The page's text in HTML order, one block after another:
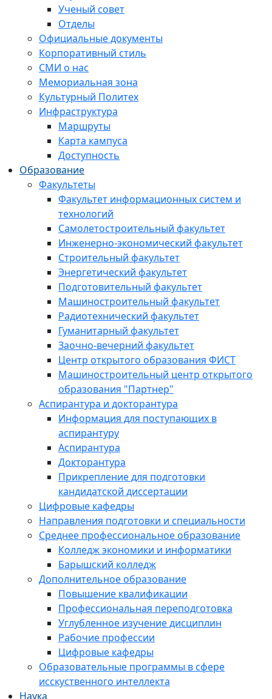
Ученый совет
Отделы
Официальные документы
Корпоративный стиль
СМИ о нас
Мемориальная зона
Культурный Политех
Инфраструктура
Маршруты
Карта кампуса
Доступность
Образование
Факультеты
Факультет информационных систем и
технологий
Самолетостроительный факультет
Инженерно-экономический факультет
Строительный факультет
Энергетический факультет
Подготовительный факультет
Машиностроительный факультет
Радиотехнический факультет
Гуманитарный факультет
Заочно-вечерний факультет
Центр открытого образования ФИСТ
Машиностроительный центр открытого
образования "Партнер"
Аспирантура и докторантура
Информация для поступающих в
аспирантуру
Аспирантура
Докторантура
Прикрепление для подготовки
кандидатской диссертации
Цифровые кафедры
Направления подготовки и специальности
Среднее профессиональное образование
Колледж экономики и информатики
Барышский колледж
Дополнительное образование
Повышение квалификации
Профессиональная переподготовка
Углубленное изучение дисциплин
Рабочие профессии
Цифровые кафедры
Образовательные программы в сфере
исскуственного интеллекта
Наука